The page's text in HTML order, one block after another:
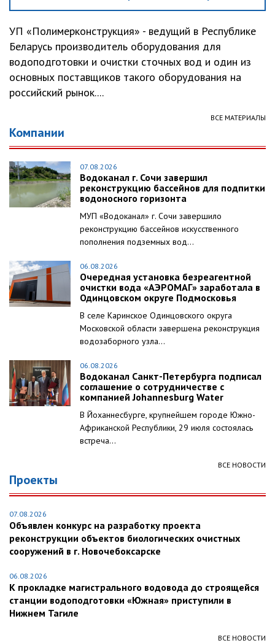
УП «Полимерконструкция» - ведущий в Республике
Беларусь производитель оборудования для
водоподготовки и очистки сточных вод и один из
основных поставщиков такого оборудования на
российский рынок....
ВСЕ МАТЕРИАЛЫ
Компании
07.08.2026
Водоканал г. Сочи завершил
реконструкцию бассейнов для подпитки
водоносного горизонта
МУП «Водоканал» г. Сочи завершило
реконструкцию бассейнов искусственного
пополнения подземных вод...
06.08.2026
Очередная установка безреагентной
очистки вода «АЭРОМАГ» заработала в
Одинцовском округе Подмосковья
В селе Каринское Одинцовского округа
Московской области завершена реконструкция
водозаборного узла...
06.08.2026
Водоканал Санкт-Петербурга подписал
соглашение о сотрудничестве с
компанией Johannesburg Water
В Йоханнесбурге, крупнейшем городе Южно-
Африканской Республики, 29 июля состоялась
встреча...
ВСЕ НОВОСТИ
Проекты
07.08.2026
Объявлен конкурс на разработку проекта
реконструкции объектов биологических очистных
сооружений в г. Новочебоксарске
06.08.2026
К прокладке магистрального водовода до строящейся
станции водоподготовки «Южная» приступили в
Нижнем Тагиле
ВСЕ НОВОСТИ